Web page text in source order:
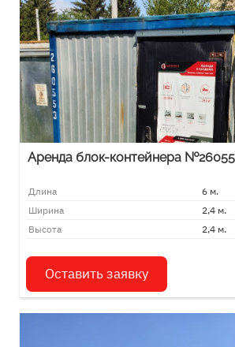
Аренда блок-контейнера
Длина
6 м.
Ширина
2,4 м.
Высота
2,4 м.
Оставить заявку